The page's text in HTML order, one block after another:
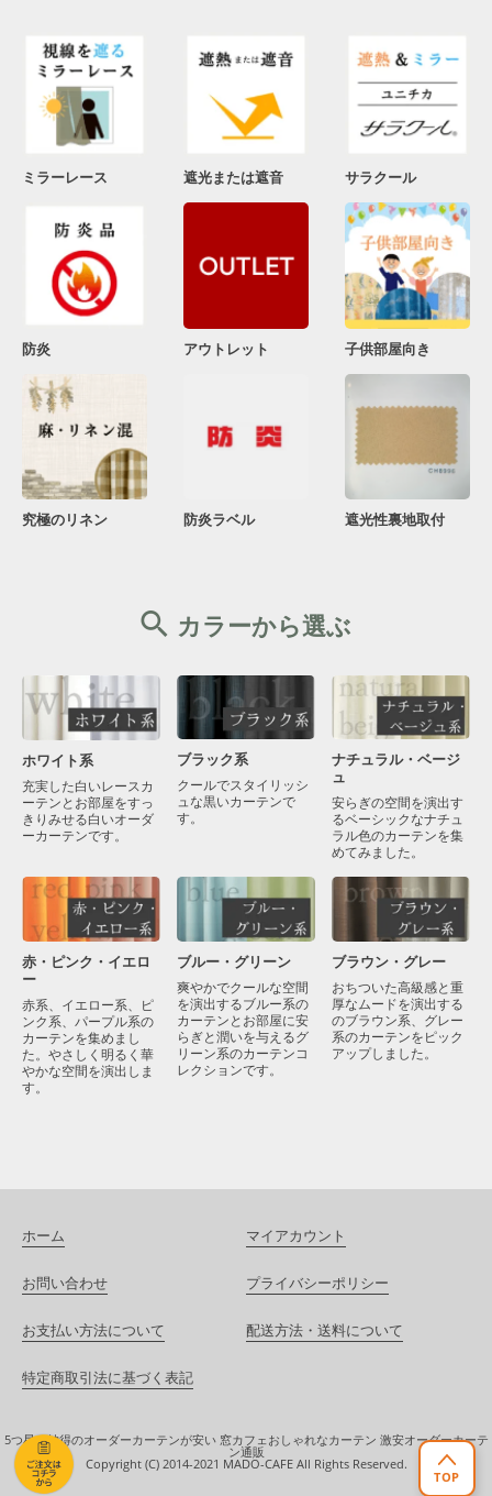
ミラーレース 遮光または遮音 サラクール
防炎 アウトレット 子供部屋向き
究極のリネン 防炎ラベル 遮光性裏地取付
カラーから選ぶ
ホワイト系
充実した白いレースカ
ーテンとお部屋をすっ
きりみせる白いオーダ
ーカーテンです。
ブラック系
クールでスタイリッシ
ュな黒いカーテンで
す。
ナチュラル・ベージ
ュ
安らぎの空間を演出す
るベーシックなナチュ
ラル色のカーテンを集
めてみました。
赤・ピンク・イエロ
ー
赤系、イエロー系、ピ
ンク系、パープル系の
カーテンを集めまし
た。やさしく明るく華
やかな空間を演出しま
す。
ブルー・グリーン
爽やかでクールな空間
を演出するブルー系の
カーテンとお部屋に安
らぎと潤いを与えるグ
リーン系のカーテンコ
レクションです。
ブラウン・グレー
おちついた高級感と重
厚なムードを演出する
のブラウン系、グレー
系のカーテンをピック
アップしました。
TOP
ホーム マイアカウント
お問い合わせ プライバシーポリシー
お支払い方法について 配送方法・送料について
特定商取引法に基づく表記
5つ星！納得のオーダーカーテンが安い 窓カフェおしゃれなカーテン 激安オーダーカーテ
ン通販
Copyright (C) 2014-2021 MADO-CAFE All Rights Reserved.